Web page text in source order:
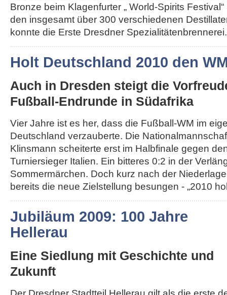
Bronze beim Klagenfurter „ World-Spirits
den insgesamt über 300 verschiedenen
konnte die Erste Dresdner
Holt Deutschland 2010 den
Auch in Dresden steigt die
Fußball-Endrunde in Südafrika
Vier Jahre ist es her, dass die Fußball-WM im
Deutschland verzauberte. Die
Klinsmann scheiterte erst im Halbfinale gegen
Turniersieger Italien. Ein bitteres 0:2 in der
Sommermärchen. Doch kurz nach der
bereits die neue Zielstellung besungen - „2010
Jubiläum 2009: 100 Jahre
Hellerau
Eine Siedlung mit Geschichte und
Zukunft